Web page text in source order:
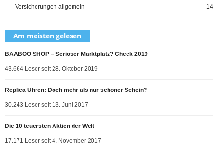
Versicherungen allgemein 14
Am meisten gelesen
BAABOO SHOP – Seriöser Marktplatz? Check 2019
43.664 Leser seit 28. Oktober 2019
Replica Uhren: Doch mehr als nur schöner Schein?
30.243 Leser seit 13. Juni 2017
Die 10 teuersten Aktien der Welt
17.171 Leser seit 4. November 2017